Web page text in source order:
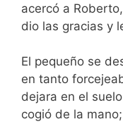
acercó a
dio las gracias y
El pequeño se
en tanto
dejara en el
cogió de la